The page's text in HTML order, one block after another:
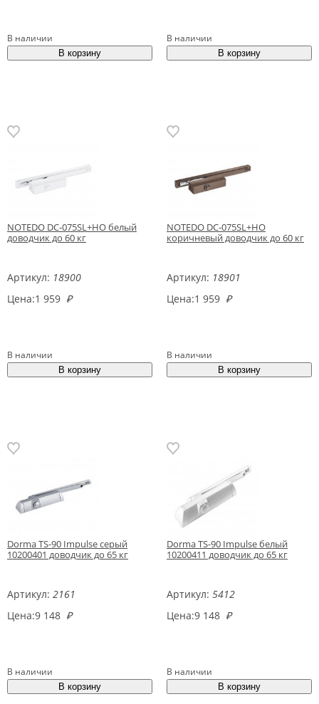
В наличии В наличии
NOTEDO DC-075SL+HO белый
доводчик до 60 кг
Артикул: 18900
Цена:1 959 ₽
В наличии
NOTEDO DC-075SL+HO
коричневый доводчик до 60 кг
Артикул: 18901
Цена:1 959 ₽
В наличии
Dorma TS-90 Impulse серый
10200401 доводчик до 65 кг
Артикул: 2161
Цена:9 148 ₽
В наличии
Dorma TS-90 Impulse белый
10200411 доводчик до 65 кг
Артикул: 5412
Цена:9 148 ₽
В наличии